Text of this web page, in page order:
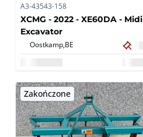
A3-43543-158
XCMG - 2022 - XE60DA - Midi
Excavator
Oostkamp, BE
Zakończone